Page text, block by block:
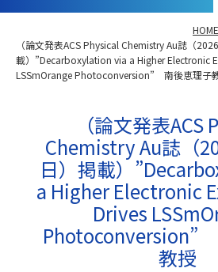
HOME
（論文発表ACS Physical Chemistry Au誌（
載）”Decarboxylation via a Higher Electronic
LSSmOrange Photoconversion” 南後恵理子
（論文発表ACS
Chemistry Au誌（
日）掲載）
a Higher Electronic
Drives
Photoconversion”
教授